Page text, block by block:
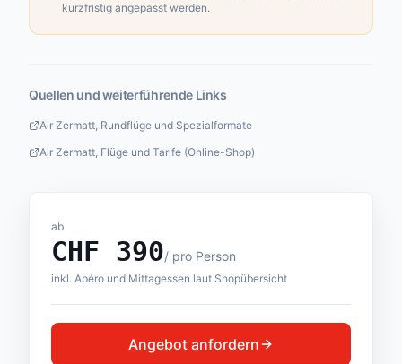
kurzfristig angepasst werden.
Quellen und weiterführende Links
Air Zermatt, Rundflüge und Spezialformate
Air Zermatt, Flüge und Tarife (Online-Shop)
ab
CHF 390/ pro Person
inkl. Apéro und Mittagessen laut Shopübersicht
Angebot anfordern